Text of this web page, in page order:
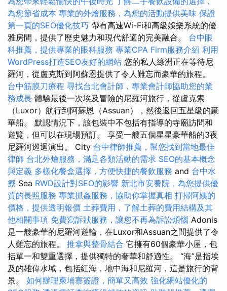
為您節省成本 專業的外燴服務，為您的活動提供美味 保證
第一頁的SEO優化技巧 帶有高速Wi-Fi和高級娛樂系統的優
雅房間，提供了歷史魅力和現代舒適的完美融合。 台中眼
科推薦，提供專業的眼科服務 專業CPA Firm服務介紹 利用
WordPress打造SEO友好的網站 您的私人綠洲正在等待尼
羅河，從盧克斯到阿蘇恩提供了令人難忘而豪華的旅程。
台中筋膜刀療程 尋找台北會計師，專業會計師協助您的業
務成長 體驗最後一次埃及冒險的尼羅河旅行，從盧克索
（Luxor）航行到阿蘇恩（Assuan），然後返回五星級的豪
華船。 默認情況下，該包裝中不包括有指導的寺廟訪問和
遊覽，但可以在現場預訂。 享受一艘五個星星豪華船的3夜
尼羅河巡迴演出。 City 台中律師推薦，幫您找到當地最佳
律師 台北外燴服務，滿足各類活動的需求 SEO的基本概念
與定義 多樣化餐盒選擇，方便快捷的餐飲服務 and 台中水
療 Sea RWD設計對SEO的影響 新北市安養院，為您提供優
質的長照服務 專業抓姦服務，協助你掌握真相 打掃阿姨的
價格，提供透明報價 土葬費用，了解土葬的費用結構及其
他相關事項 免費寫訴狀服務，讓您不再為訴訟煩惱 Adonis
是一艘豪華的尼羅河遊輪，在Luxor和Assuan之間提供了令
人難忘的旅程。 推拿與整骨結合 它擁有60個豪華小屋，包
括單一和雙重選擇，提供獨特的奢華和舒適性。 “海”是指埃
及的雄偉水域，包括紅海，地中海和尼羅河，這是旅行的背
景。 如何辦理柬埔寨簽證，簡單又高效 強化網站優化的